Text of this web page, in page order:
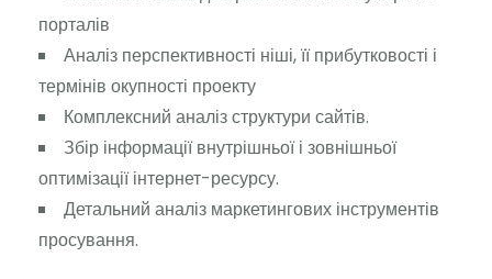
порталів
Аналіз перспективності ніші, її прибутковості і
термінів окупності проекту
Комплексний аналіз структури сайтів.
Збір інформації внутрішньої і зовнішньої
оптимізації інтернет-ресурсу.
Детальний аналіз маркетингових інструментів
просування.